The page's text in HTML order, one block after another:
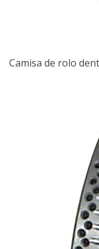
Camisa de rolo